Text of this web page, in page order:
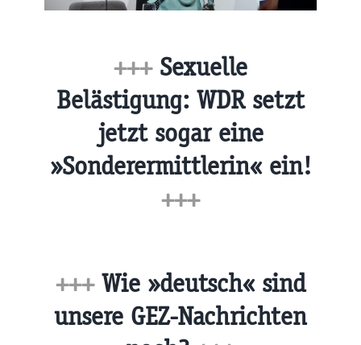
+++ Sexuelle
Belästigung: WDR setzt
jetzt sogar eine
»Sonderermittlerin« ein!
+++
+++ Wie »deutsch« sind
unsere GEZ-Nachrichten